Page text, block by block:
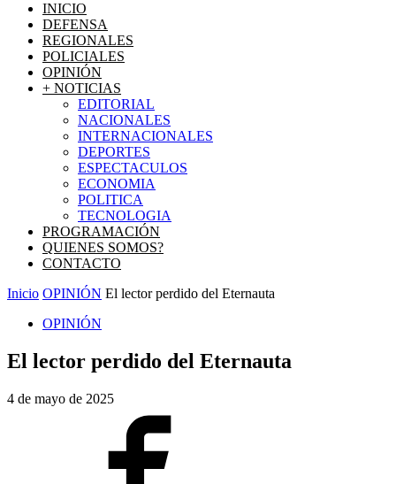
INICIO
DEFENSA
REGIONALES
POLICIALES
OPINIÓN
+ NOTICIAS
EDITORIAL
NACIONALES
INTERNACIONALES
DEPORTES
ESPECTACULOS
ECONOMIA
POLITICA
TECNOLOGIA
PROGRAMACIÓN
QUIENES SOMOS?
CONTACTO
Inicio OPINIÓN El lector perdido del Eternauta
OPINIÓN
El lector perdido del Eternauta
4 de mayo de 2025